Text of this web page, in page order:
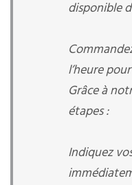
disponible
l’heure
Grâce à
étapes :
Indiquez